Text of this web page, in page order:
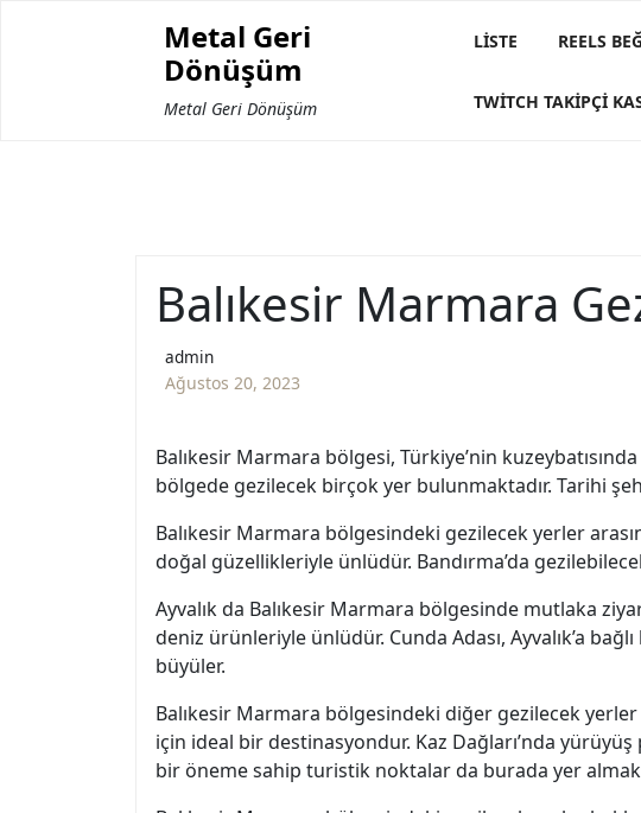
Metal Geri
Dönüşüm
Metal Geri Dönüşüm
LISTE REELS
TWITCH TAKIPÇI
Balıkesir Marmara
admin
Ağustos 20, 2023
Balıkesir Marmara bölgesi, Türkiye’nin
bölgede gezilecek birçok yer bulunmaktadır. Tarihi
Balıkesir Marmara bölgesindeki gezilecek yerler
doğal güzellikleriyle ünlüdür. Bandırma’da
Ayvalık da Balıkesir Marmara bölgesinde mutlaka
deniz ürünleriyle ünlüdür. Cunda Adası, Ayvalık’a
büyüler.
Balıkesir Marmara bölgesindeki diğer gezilecek
için ideal bir destinasyondur. Kaz Dağları’nda
bir öneme sahip turistik noktalar da burada yer